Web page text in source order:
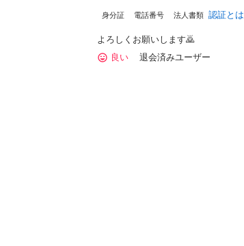
身分証 電話番号 法人書類 認証とは
よろしくお願いします🙇
良い
退会済みユーザー